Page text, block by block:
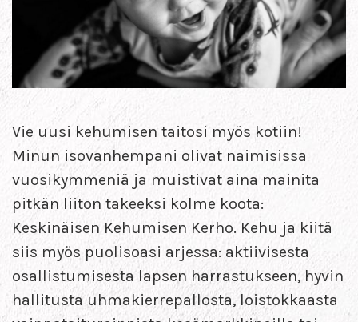
Vie uusi kehumisen taitosi myös kotiin!
Minun isovanhempani olivat naimisissa
vuosikymmeniä ja muistivat aina mainita
pitkän liiton takeeksi kolme koota:
Keskinäisen Kehumisen Kerho. Kehu ja kiitä
siis myös puolisoasi arjessa: aktiivisesta
osallistumisesta lapsen harrastukseen, hyvin
hallitusta uhmakierrepallosta, loistokkaasta